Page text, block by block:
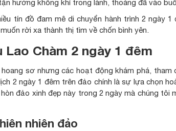
hưởng không khí trong lành, thoáng đã vào
tín đồ đam mê di chuyển hành trình 2 ngày 1
rời xa thành thị tìm về chốn bình yên.
Chàm 2 ngày 1 đêm
sơ nhưng các hoạt động khám phá, tham
2 ngày 1 đêm trên đảo chính là sự lựa chọn
đảo xinh đẹp này trong 2 ngày mà chúng tôi
nhiên đảo